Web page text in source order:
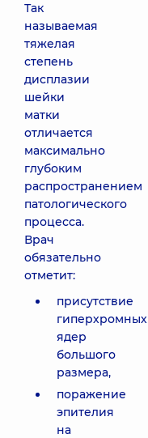
Так
называемая
тяжелая
степень
дисплазии
шейки
матки
отличается
максимально
глубоким
распространением
патологического
процесса.
Врач
обязательно
отметит:
присутствие
гиперхромных
ядер
большого
размера,
поражение
эпителия
на